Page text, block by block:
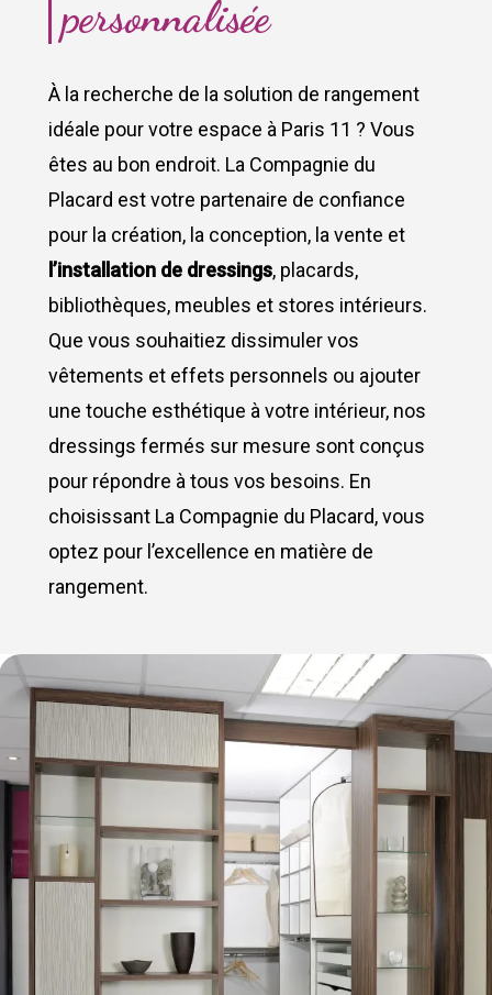
personnalisée
À la recherche de la solution de rangement
idéale pour votre espace à Paris 11 ? Vous
êtes au bon endroit. La Compagnie du
Placard est votre partenaire de confiance
pour la création, la conception, la vente et
l’installation de dressings, placards,
bibliothèques, meubles et stores intérieurs.
Que vous souhaitiez dissimuler vos
vêtements et effets personnels ou ajouter
une touche esthétique à votre intérieur, nos
dressings fermés sur mesure sont conçus
pour répondre à tous vos besoins. En
choisissant La Compagnie du Placard, vous
optez pour l’excellence en matière de
rangement.